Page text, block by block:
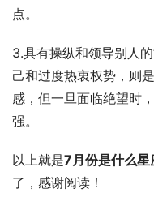
点。
3.具有操纵和领导别人
己和过度热衷权势，则
感，但一旦面临绝望时
强。
以上就是7月份是什么星
了，感谢阅读！